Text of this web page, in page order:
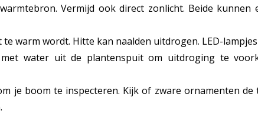
Vermijd ook direct zonlicht. Beide
warm wordt. Hitte kan naalden uitdrogen. LED-
water uit de plantenspuit om uitdroging te
je boom te inspecteren. Kijk of zware ornamenten